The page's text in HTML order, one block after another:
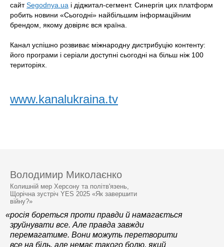
сайтSegodnya.ua і діджитал-сегмент. Синергія цих платформ
робить новини «Сьогодні» найбільшим інформаційним
брендом, якому довіряє вся країна.
Канал успішно розвиває міжнародну дистрибуцію контенту:
його програми і серіали доступні сьогодні на більш ніж 100
територіях.
www.kanalukraina.tv
Володимир Миколаєнко
Колишній мер Херсону та політв'язень,
Щорічна зустріч YES 2025 «Як завершити
війну?»
«росія бореться проти правди й намагається
зруйнувати все. Але правда завжди
перемагатиме. Вони можуть перетворити
все на біль, але немає такого болю, який